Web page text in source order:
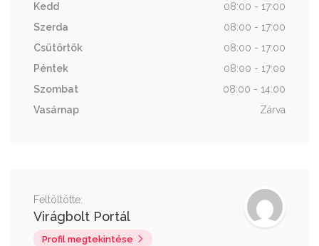
Kedd
08:00 - 17:00
Szerda
08:00 - 17:00
Csütörtök
08:00 - 17:00
Péntek
08:00 - 17:00
Szombat
08:00 - 14:00
Vasárnap
Zárva
Feltöltötte:
Virágbolt Portál
Profil megtekintése